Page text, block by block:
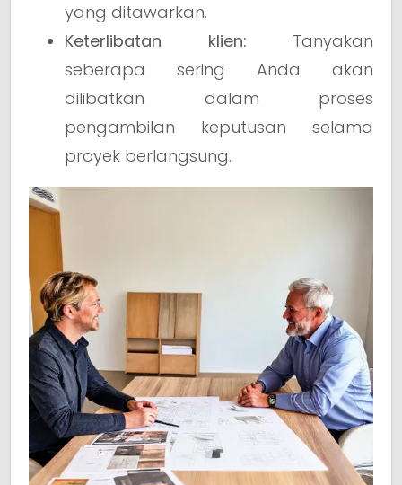
yang ditawarkan.
Keterlibatan klien: Tanyakan
seberapa sering Anda akan
dilibatkan dalam proses
pengambilan keputusan selama
proyek berlangsung.